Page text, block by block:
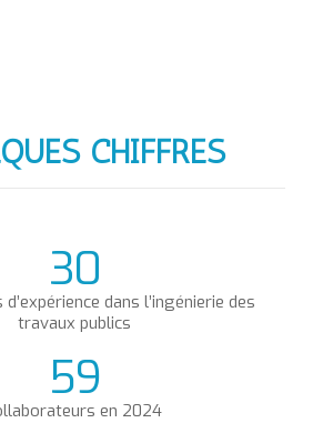
CHIFFRES
30
dans l’ingénierie des
travaux publics
59
en 2024